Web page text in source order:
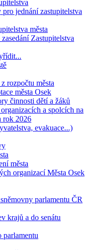
jednání zastupitelstva
města
Zastupitelstva
rozpočtu města
města Osek
činnosti dětí a žáků
a spolcích na
rok 2026
evakuace...)
města
organizací Města Osek
parlamentu ČR
krajů a do senátu
parlamentu